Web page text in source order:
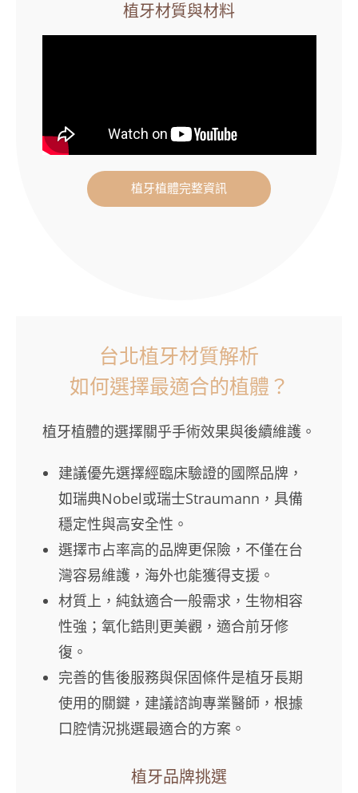
植牙材質與材料
植牙植體完整資訊
台北植牙材質解析
如何選擇最適合的植體？
植牙植體的選擇關乎手術效果與後續維護。
建議優先選擇經臨床驗證的國際品牌，
如瑞典Nobel或瑞士Straumann，具備
穩定性與高安全性。
選擇市占率高的品牌更保險，不僅在台
灣容易維護，海外也能獲得支援。
材質上，純鈦適合一般需求，生物相容
性強；氧化鋯則更美觀，適合前牙修
復。
完善的售後服務與保固條件是植牙長期
使用的關鍵，建議諮詢專業醫師，根據
口腔情況挑選最適合的方案。
植牙品牌挑選